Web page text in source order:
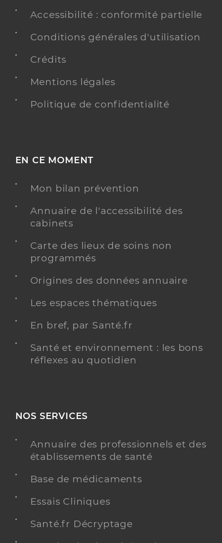
Accessibilité : conformité partielle
Conditions générales d'utilisation
Crédits
Mentions légales
Politique de confidentialité
EN CE MOMENT
Mon bilan prévention
Annuaire de l'accessibilité des
cabinets
Carte des lieux de soins non
programmés
Origines des données annuaire
Les espaces thématiques
En bref, par Santé.fr
Santé et environnement : les bons
réflexes au quotidien
NOS SERVICES
Annuaire des professionnels et des
établissements de santé
Base de médicaments
Essais Cliniques
Santé.fr Décryptage